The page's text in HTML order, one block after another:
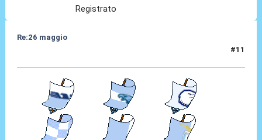
Registrato
Re:26 maggio
#11